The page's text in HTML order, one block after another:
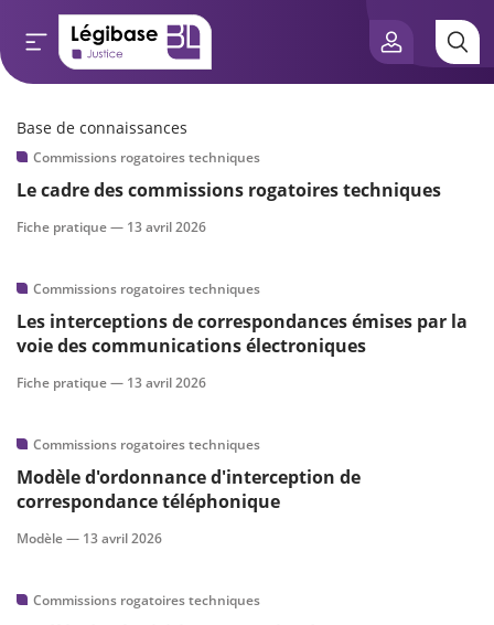
connaissances
vue de l’expert
Base de connaissances
Commissions rogatoires techniques
Le cadre des commissions rogatoires techniques
Fiche pratique — 13 avril 2026
Commissions rogatoires techniques
Les interceptions de correspondances émises par la
voie des communications électroniques
Fiche pratique — 13 avril 2026
Commissions rogatoires techniques
Modèle d'ordonnance d'interception de
correspondance téléphonique
Modèle — 13 avril 2026
Commissions rogatoires techniques